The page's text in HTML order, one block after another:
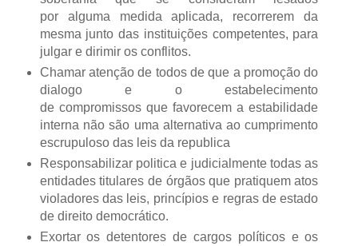
por alguma medida aplicada, recorrerem da
mesma junto das instituições competentes, para
julgar e dirimir os conflitos.
Chamar atenção de todos de que a promoção do
dialogo e o estabelecimento
de compromissos que favorecem a estabilidade
interna não são uma alternativa ao cumprimento
escrupuloso das leis da republica
Responsabilizar politica e judicialmente todas as
entidades titulares de órgãos que pratiquem atos
violadores das leis, princípios e regras de estado
de direito democrático.
Exortar os detentores de cargos políticos e os